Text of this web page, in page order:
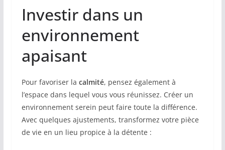
Investir dans un
environnement
apaisant
Pour favoriser la calmité, pensez également à
l’espace dans lequel vous vous réunissez. Créer un
environnement serein peut faire toute la différence.
Avec quelques ajustements, transformez votre pièce
de vie en un lieu propice à la détente :